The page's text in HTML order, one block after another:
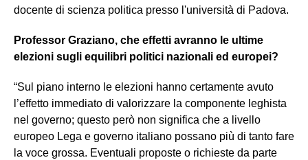
docente di scienza politica presso l'università di Padova.
Professor Graziano, che effetti avranno le ultime
elezioni sugli equilibri politici nazionali ed europei?
“Sul piano interno le elezioni hanno certamente avuto
l’effetto immediato di valorizzare la componente leghista
nel governo; questo però non significa che a livello
europeo Lega e governo italiano possano più di tanto fare
la voce grossa. Eventuali proposte o richieste da parte